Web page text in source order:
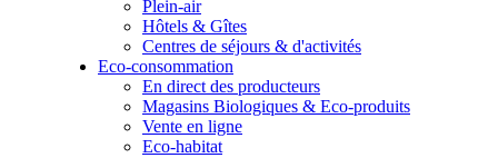
Plein-air
Hôtels & Gîtes
Centres de séjours & d'activités
Eco-consommation
En direct des producteurs
Magasins Biologiques & Eco-produits
Vente en ligne
Eco-habitat